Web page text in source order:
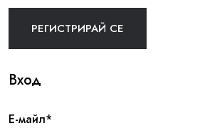
Вход
Е-майл*